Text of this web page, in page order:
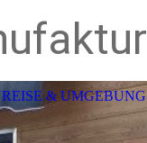
& UMGEBUNG